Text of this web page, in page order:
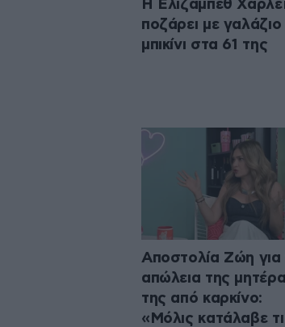
Η Ελίζαμπεθ
ποζάρει με γαλάζιο
μπικίνι στα 61 της
Αποστολία Ζώη για
απώλεια της
της από καρκίνο:
«Μόλις κατάλαβε τι